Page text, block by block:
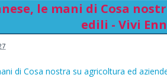
le mani di Cosa
edili - Vivi
di Cosa nostra su agricoltura ed